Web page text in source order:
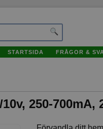
STARTSIDA FRÅGOR &
250-700mA,